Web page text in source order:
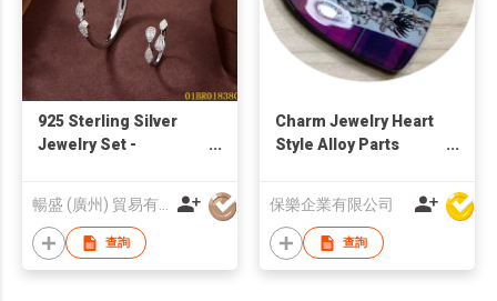
925 Sterling Silver
Jewelry Set -
暢盛 (廣州) 貿易有限公司
查詢
Charm Jewelry Heart
Style Alloy Parts
保樂企業有限公司
查詢